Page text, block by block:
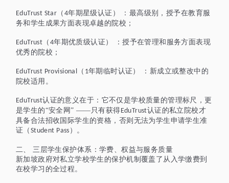
EduTrust Star （ 4年期星级认证） ：最高级别，授予在教育服
务和学生成果方面表现卓越的院校；
EduTrust （ 4年期优质级认证） ：授予在管理和服务方面表现
优秀的院校；
EduTrust Provisional （ 1年期临时认证） ：新成立或整改中的
院校适用。
EduTrust认证的意义在于：它不仅是学校质量的管理标尺，更
是学生的“安全网” ——只有获得EduTrust认证的私立院校才
具备合法招收国际学生的资格，否则无法为学生申请学生准
证（ Student Pass ）。
二、
三层学生保护体系：学费、权益与服务质量
新加坡政府对私立学校学生的保护机制覆盖了从入学缴费到
在校学习的全过程。